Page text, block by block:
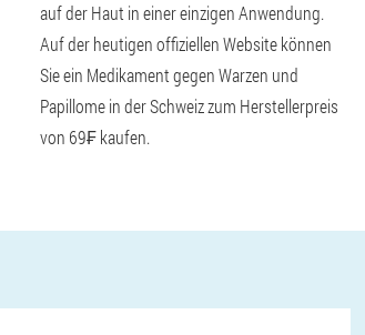
auf der Haut in einer einzigen Anwendung.
Auf der heutigen offiziellen Website können
Sie ein Medikament gegen Warzen und
Papillome in der Schweiz zum Herstellerpreis
von 69₣ kaufen.